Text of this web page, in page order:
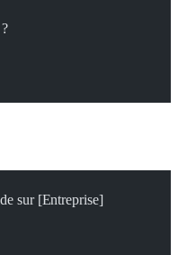
sur [Entreprise]